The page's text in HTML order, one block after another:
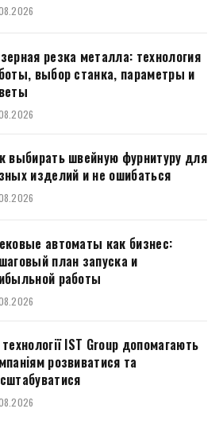
резка металла: технология
выбор станка, параметры и
выбирать швейную фурнитуру для
изделий и не ошибаться
автоматы как бизнес:
план запуска и
работы
IST Group допомагають
розвиватися та